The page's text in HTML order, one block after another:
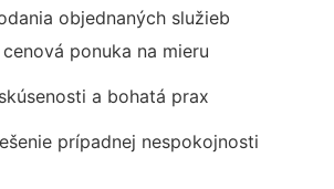
objednaných služieb
ponuka na mieru
a bohatá prax
prípadnej nespokojnosti